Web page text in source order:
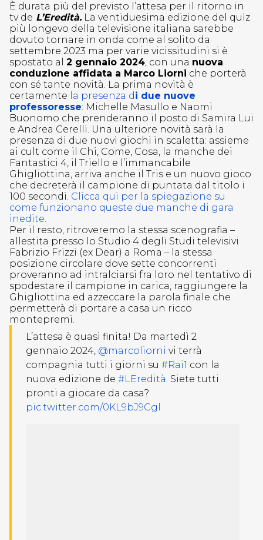
È durata più del previsto l’attesa per il ritorno in
tv de L’Eredità. La ventiduesima edizione del quiz
più longevo della televisione italiana sarebbe
dovuto tornare in onda come al solito da
settembre 2023 ma per varie vicissitudini si è
spostato al 2 gennaio 2024, con una nuova
conduzione affidata a Marco Liorni che porterà
con sé tante novità. La prima novità è
certamente la presenza di due nuove
professoresse: Michelle Masullo e Naomi
Buonomo che prenderanno il posto di Samira Lui
e Andrea Cerelli. Una ulteriore novità sarà la
presenza di due nuovi giochi in scaletta: assieme
ai cult come il Chi, Come, Cosa, la manche dei
Fantastici 4, il Triello e l’immancabile
Ghigliottina, arriva anche il Tris e un nuovo gioco
che decreterà il campione di puntata dal titolo i
100 secondi. Clicca qui per la spiegazione su
come funzionano queste due manche di gara
inedite.
Per il resto, ritroveremo la stessa scenografia –
allestita presso lo Studio 4 degli Studi televisivi
Fabrizio Frizzi (ex Dear) a Roma – la stessa
posizione circolare dove sette concorrenti
proveranno ad intralciarsi fra loro nel tentativo di
spodestare il campione in carica, raggiungere la
Ghigliottina ed azzeccare la parola finale che
permetterà di portare a casa un ricco
montepremi.
L’attesa è quasi finita! Da martedì 2
gennaio 2024, @marcoliorni vi terrà
compagnia tutti i giorni su #Rai1 con la
nuova edizione de #LEredità. Siete tutti
pronti a giocare da casa?
pic.twitter.com/0KL9bJ9Cgl